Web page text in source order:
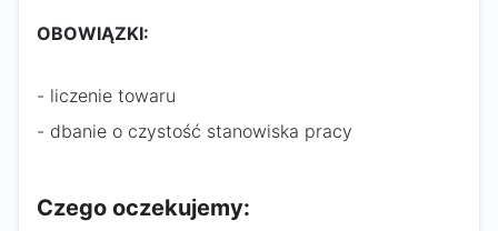
OBOWIĄZKI:
- liczenie towaru
- dbanie o czystość stanowiska pracy
Czego oczekujemy: